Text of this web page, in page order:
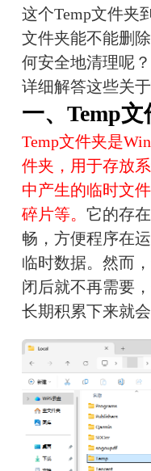
这个Temp文件夹
文件夹能不能删
何安全地清理呢
详细解答这些关
一、Temp文
Temp文件夹是
件夹，用于存放
中产生的临时文
碎片等。 它的存
畅，方便程序在
临时数据。然而
闭后就不再需要
长期积累下来就